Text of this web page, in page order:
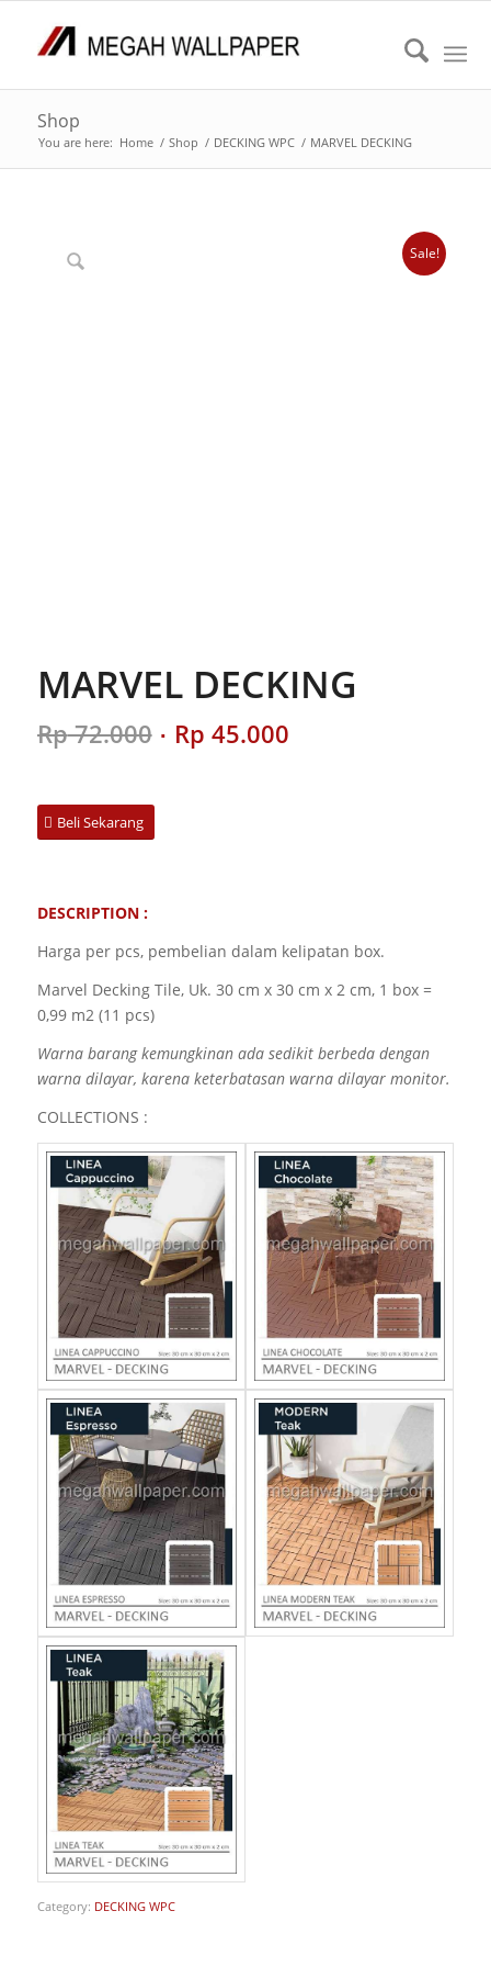
Shop
You are here: Home / Shop / DECKING WPC / MARVEL DECKING
Sale!
MARVEL DECKING
Rp72.000 Original
price
Rp 45.000Current
Beli Sekarang
DESCRIPTION :
Harga per pcs, pembelian dalam kelipatan box.
Marvel Decking Tile, Uk. 30 cm x 30 cm x 2 cm, 1 box =
0,99 m2 (11 pcs)
Warna barang kemungkinan ada sedikit berbeda dengan
warna dilayar, karena keterbatasan warna dilayar monitor.
COLLECTIONS :
Category: DECKING WPC